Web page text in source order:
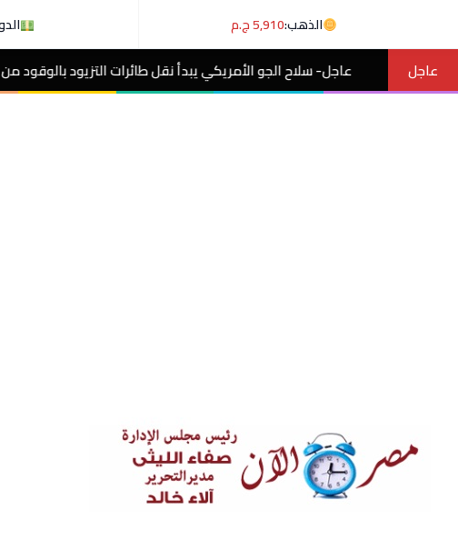
الذهب:5,910 ج.م
عاجل
عاجل- سلاح الجو الأمريكي يبدأ نقل طائرات التزيود بالوقود من مطار بن جوريون